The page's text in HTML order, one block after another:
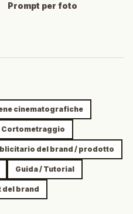
Prompt per foto
cinematografiche
Cortometraggio
del brand / prodotto
Guida / Tutorial
del brand